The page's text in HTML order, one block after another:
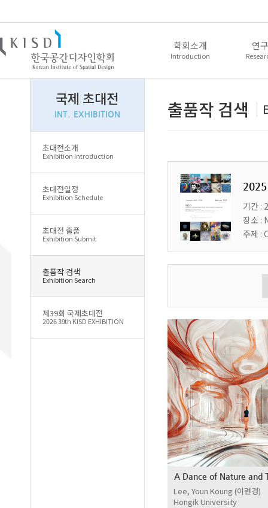
학회소개
Introduction
역대회장단
조직구성
입회안내
사무국
연
논문
이의
국제 초대전
INT. EXHIBITION
초대전소개
Exhibition Introduction
초대전일정
Exhibition Schedule
초대전 출품
Exhibition Submit
출품작 검색
Exhibition Search
제39회 국제초대전
2026 39th KISD EXHIBITION
출품작 검색
2025
기간 :
장소
주제 :
A Dance of Nature and
Lee, Youn Koung (이련경)
Hongik University